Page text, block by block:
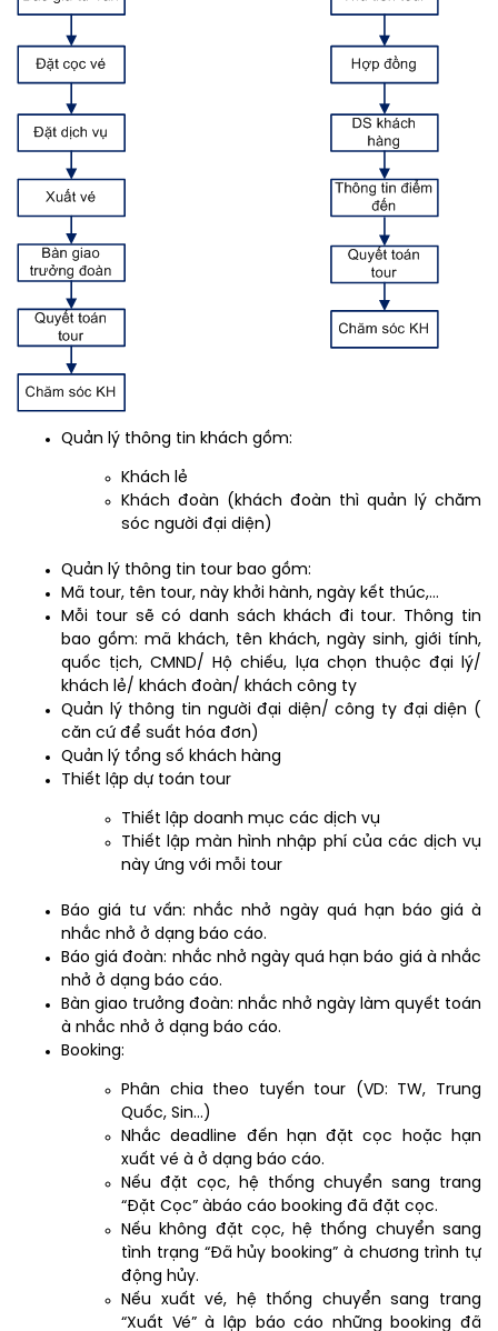
Quản lý thông tin khách gồm:
Khách lẻ
Khách đoàn (khách đoàn thì quản lý chăm
sóc người đại diện)
Quản lý thông tin tour bao gồm:
Mã tour, tên tour, này khởi hành, ngày kết thúc,…
Mỗi tour sẽ có danh sách khách đi tour. Thông tin
bao gồm: mã khách, tên khách, ngày sinh, giới tính,
quốc tịch, CMND/ Hộ chiếu, lựa chọn thuộc đại lý/
khách lẻ/ khách đoàn/ khách công ty
Quản lý thông tin người đại diện/ công ty đại diện (
căn cứ để suất hóa đơn)
Quản lý tổng số khách hàng
Thiết lập dự toán tour
Thiết lập doanh mục các dịch vụ
Thiết lập màn hình nhập phí của các dịch vụ
này ứng với mỗi tour
Báo giá tư vấn: nhắc nhở ngày quá hạn báo giá à
nhắc nhở ở dạng báo cáo.
Báo giá đoàn: nhắc nhở ngày quá hạn báo giá à nhắc
nhở ở dạng báo cáo.
Bàn giao trưởng đoàn: nhắc nhở ngày làm quyết toán
à nhắc nhở ở dạng báo cáo.
Booking:
Phân chia theo tuyến tour (VD: TW, Trung
Quốc, Sin…)
Nhắc deadline đến hạn đặt cọc hoặc hạn
xuất vé à ở dạng báo cáo.
Nếu đặt cọc, hệ thống chuyển sang trang
“Đặt Cọc” àbáo cáo booking đã đặt cọc.
Nếu không đặt cọc, hệ thống chuyển sang
tình trạng “Đã hủy booking” à chương trình tự
động hủy.
Nếu xuất vé, hệ thống chuyển sang trang
“Xuất Vé” à lập báo cáo những booking đã